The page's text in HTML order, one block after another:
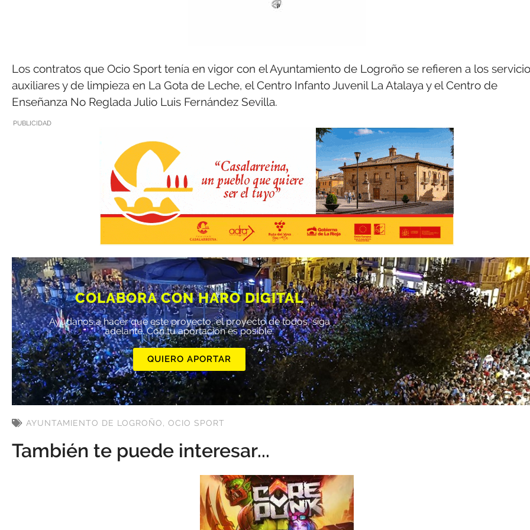
Los contratos que Ocio Sport tenía en vigor con el Ayuntamiento de Logroño se refieren a los
auxiliares y de limpieza en La Gota de Leche, el Centro Infanto Juvenil La Atalaya y el Centro de
Enseñanza No Reglada Julio Luis Fernández Sevilla.
PUBLICIDAD
COLABORA CON HARO DIGITAL
Ayúdanos a hacer que este proyecto, el proyecto de todos, siga
adelante. Con tu aportación es posible.
QUIERO APORTAR
AYUNTAMIENTO DE LOGROÑO, OCIO SPORT
También te puede interesar...